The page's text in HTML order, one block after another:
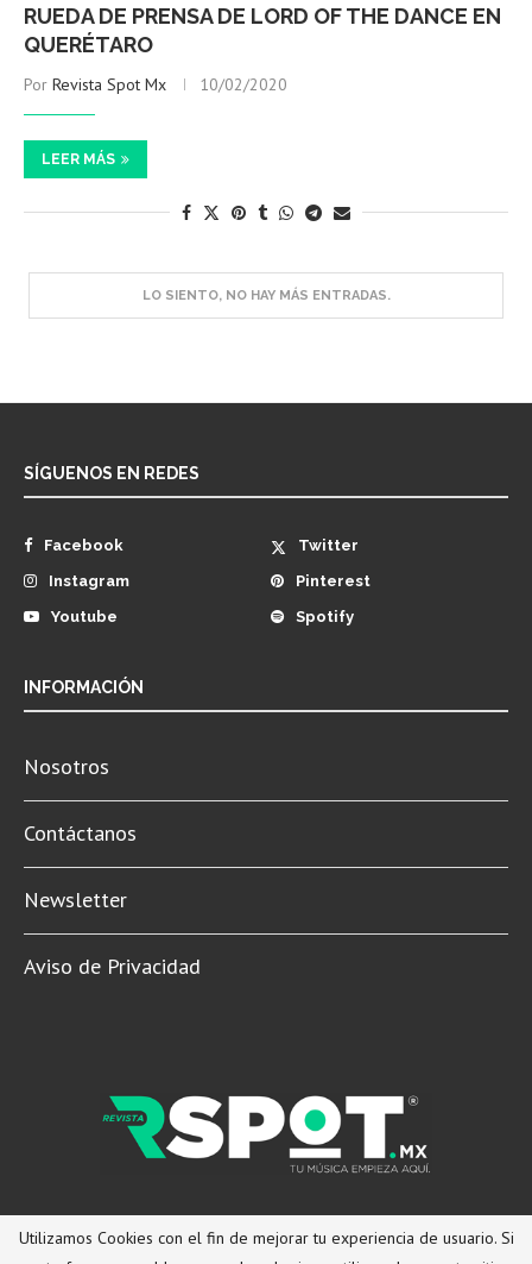
RUEDA DE PRENSA DE LORD OF THE DANCE EN
QUERÉTARO
Por Revista Spot Mx 10/02/2020
LEER MÁS
INFORMACIÓN
Newsletter
Aviso de Privacidad
© 2022 Revista Spot Mx. Todos los derechos reservados.
Utilizamos Cookies con el fin de mejorar tu experiencia de usuario. Si